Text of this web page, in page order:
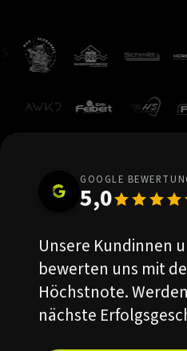
GOOGLE
5,0
Unsere Kundinnen
bewerten uns mit
Höchstnote.
nächste